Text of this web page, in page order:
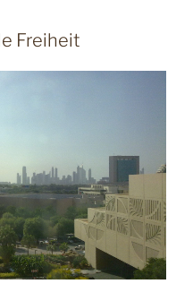
Freiheit